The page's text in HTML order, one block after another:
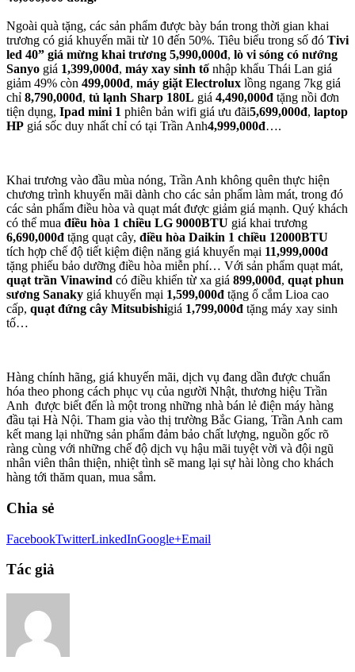
Ngoài quà tặng, các sản phẩm được bày bán trong thời gian khai
trương có giá khuyến mãi từ 10 đến 50%. Tiêu biểu trong số đó Tivi
led 40” giá mừng khai trương 5,990,000đ, lò vi sóng có nướng
Sanyo giá 1,399,000đ, máy xay sinh tố nhập khẩu Thái Lan giá
giảm 49% còn 499,000đ, máy giặt Electrolux lồng ngang 7kg giá
chỉ 8,790,000đ, tủ lạnh Sharp 180L giá 4,490,000đ tặng nồi đơn
tiện dụng, Ipad mini 1 phiên bản wifi giá ưu đãi5,699,000đ, laptop
HP giá sốc duy nhất chỉ có tại Trần Anh4,999,000đ….
Khai trương vào đầu mùa nóng, Trần Anh không quên thực hiện
chương trình khuyến mãi dành cho các sản phẩm làm mát, trong đó
các sản phẩm điều hòa và quạt mát được giảm giá mạnh. Quý khách
có thể mua điều hòa 1 chiều LG 9000BTU giá khai trương
6,690,000đ tặng quạt cây, điều hòa Daikin 1 chiều 12000BTU
tích hợp chế độ tiết kiệm điện năng giá khuyến mại 11,999,000đ
tặng phiếu bảo dưỡng điều hòa miễn phí… Với sản phẩm quạt mát,
quạt trần Vinawind có điều khiển từ xa giá 899,000đ, quạt phun
sương Sanaky giá khuyến mại 1,599,000đ tặng ổ cắm Lioa cao
cấp, quạt đứng cây Mitsubishigiá 1,799,000đ tặng máy xay sinh
tố…
Hàng chính hãng, giá khuyến mãi, dịch vụ đang dần được chuẩn
hóa theo phong cách phục vụ của người Nhật, thương hiệu Trần
Anh được biết đến là một trong những nhà bán lẻ điện máy hàng
đầu tại Hà Nội. Tham gia vào thị trường Bắc Giang, Trần Anh cam
kết mang lại những sản phẩm đảm bảo chất lượng, nguồn gốc rõ
ràng cùng với những chế độ dịch vụ hậu mãi tuyệt vời và đội ngũ
nhân viên thân thiện, nhiệt tình sẽ mang lại sự hài lòng cho khách
hàng tới thăm quan, mua sắm.
Chia sẻ
FacebookTwitterLinkedInGoogle+Email
Tác giả